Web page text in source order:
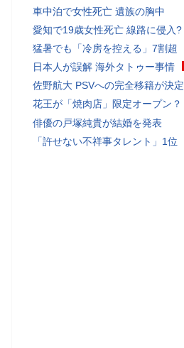
車中泊で女性死亡 遺族の胸中
愛知で19歳女性死亡 線路に侵入?
猛暑でも「冷房を控える」7割超
日本人が誤解 海外タトゥー事情
佐野航大 PSVへの完全移籍が決定
花王が「焼肉店」限定オープン？
俳優の戸塚純貴が結婚を発表
「許せない不祥事タレント」1位